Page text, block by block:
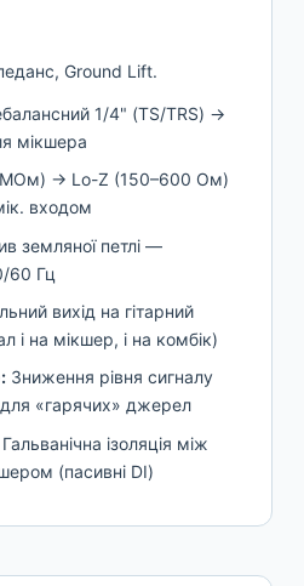
Ground Lift.
1/4" (TS/TRS) →
мікшера
МОм) → Lo-Z (150–600 Ом)
входом
земляної петлі —
60 Гц
вихід на гітарний
і на мікшер, і на комбік)
Зниження рівня сигналу
«гарячих» джерел
Гальванічна ізоляція між
(пасивні DI)